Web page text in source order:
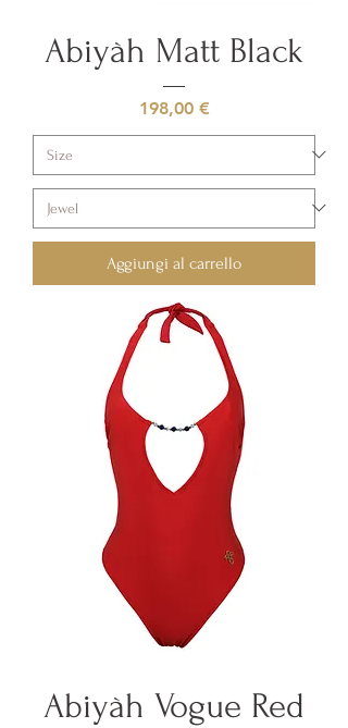
Abiyàh Matt Black
Prezzo
198,00 €
Aggiungi al carrello
Abiyàh Vogue Red